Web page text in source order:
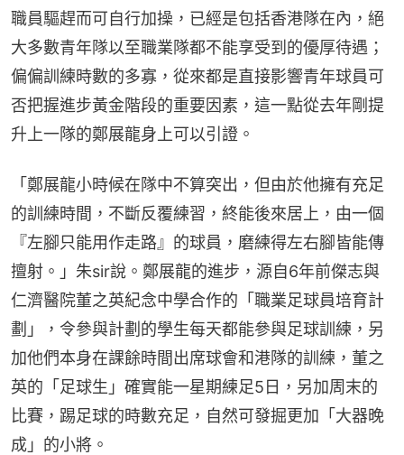
職員驅趕而可自行加操，已經是包括香港隊在內，絕
大多數青年隊以至職業隊都不能享受到的優厚待遇；
偏偏訓練時數的多寡，從來都是直接影響青年球員可
否把握進步黃金階段的重要因素，這一點從去年剛提
升上一隊的鄭展龍身上可以引證。
「鄭展龍小時候在隊中不算突出，但由於他擁有充足
的訓練時間，不斷反覆練習，終能後來居上，由一個
『左腳只能用作走路』的球員，磨練得左右腳皆能傳
擅射。」朱sir說。鄭展龍的進步，源自6年前傑志與
仁濟醫院董之英紀念中學合作的「職業足球員培育計
劃」，令參與計劃的學生每天都能參與足球訓練，另
加他們本身在課餘時間出席球會和港隊的訓練，董之
英的「足球生」確實能一星期練足5日，另加周末的
比賽，踢足球的時數充足，自然可發掘更加「大器晚
成」的小將。